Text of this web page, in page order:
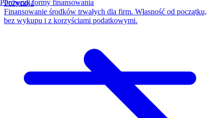
Pożyczka
Finansowanie środków trwałych dla firm. Własność od początku,
bez wykupu i z korzyściami podatkowymi.
Porównaj formy finansowania